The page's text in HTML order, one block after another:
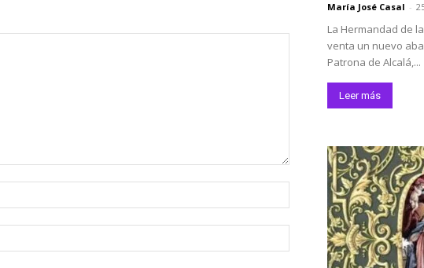
Nombre:*
electrónico:*
María José Casal -
La Hermandad de
venta un nuevo
Patrona de Alcalá,...
Leer más